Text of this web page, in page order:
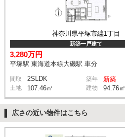
神奈川県平塚市纒1丁目
新築一戸建て
3,280万円
平塚駅 東海道本線大磯駅 車分
間取 2SLDK 築年 新築
土地 107.46㎡ 建物 94.76㎡
広さの近い物件はこちら